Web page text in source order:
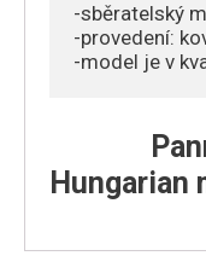
-sběratelský
-provedení:
Hungarian